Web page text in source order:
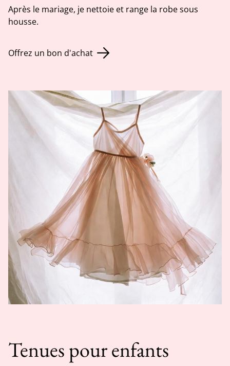
Après le mariage, je nettoie et range la robe sous
housse.
Offrez un bon d'achat
Tenues pour enfants